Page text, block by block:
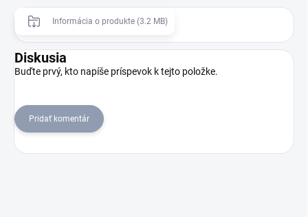
Informácia o produkte (3.2 MB)
Diskusia
Buďte prvý, kto napíše príspevok k tejto položke.
Pridať komentár